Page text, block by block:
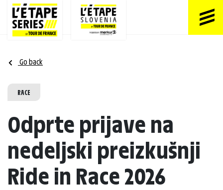
Go back
RACE
Odprte prijave na
nedeljski preizkušnji
Ride in Race 2026